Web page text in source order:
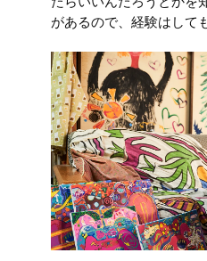
があるので、経験はして